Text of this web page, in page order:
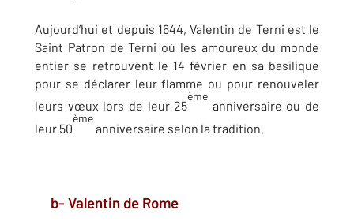
Aujourd’hui et depuis 1644, Valentin de Terni est le
Saint Patron de Terni où les amoureux du monde
entier se retrouvent le 14 février en sa basilique
pour se déclarer leur flamme ou pour renouveler
leurs vœux lors de leur 25
ème
anniversaire ou de
leur 50
ème
anniversaire selon la tradition.
b- Valentin de Rome